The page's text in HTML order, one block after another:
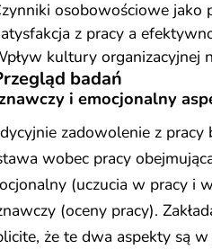
osobowościowe jako
z pracy a
kultury organizacyjnej
badań
i emocjonalny
zadowolenie z pracy
wobec pracy
(uczucia w pracy i
(oceny pracy).
że te dwa aspekty są